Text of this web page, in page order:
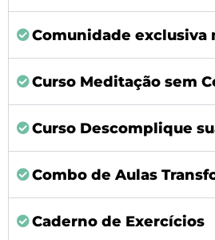
Comunidade exclusiva
Curso Meditação sem
Curso Descomplique
Combo de Aulas
Caderno de Exercícios